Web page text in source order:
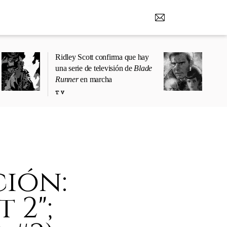
Ridley Scott confirma que hay
una serie de televisión de Blade
Runneren marcha
TV
2";